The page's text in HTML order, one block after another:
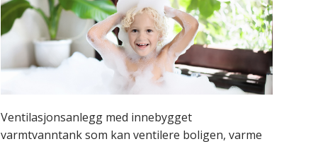
Ventilasjonsanlegg med innebygget
varmtvanntank som kan ventilere boligen, varme